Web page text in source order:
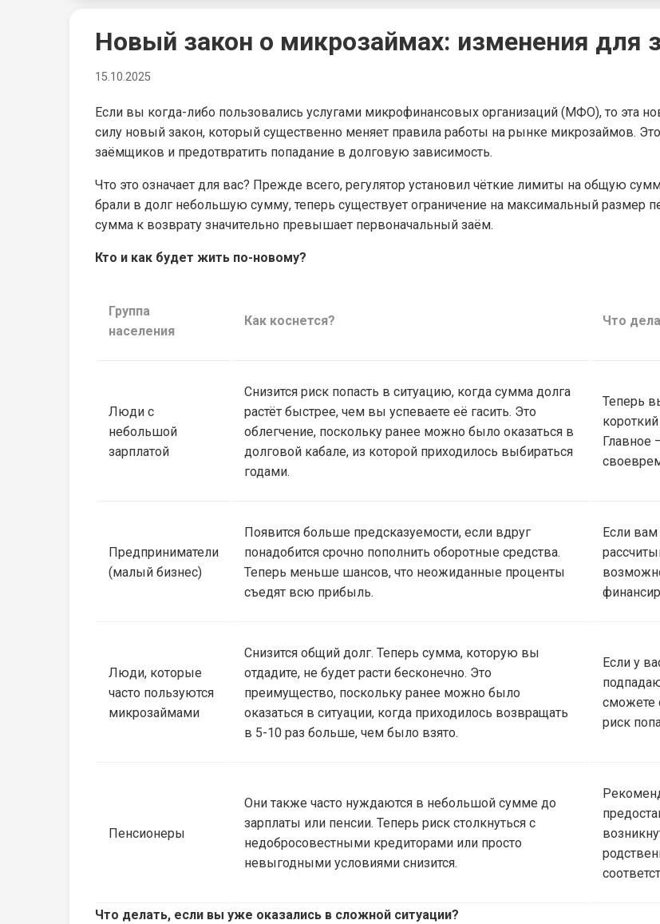
Новый закон о микрозаймах: изменения для
15.10.2025
Если вы когда-либо пользовались услугами микрофинансовых организаций (МФО), то эта
силу новый закон, который существенно меняет правила работы на рынке микрозаймов.
заёмщиков и предотвратить попадание в долговую зависимость.
Что это означает для вас? Прежде всего, регулятор установил чёткие лимиты на общую
брали в долг небольшую сумму, теперь существует ограничение на максимальный размер
сумма к возврату значительно превышает первоначальный заём.
Кто и как будет жить по-новому?
Группа
населения
Как коснется? Что
Люди с
небольшой
зарплатой
Снизится риск попасть в ситуацию, когда сумма долга
растёт быстрее, чем вы успеваете её гасить. Это
облегчение, поскольку ранее можно было оказаться в
долговой кабале, из которой приходилось выбираться
годами.
Теперь
Главное
Предприниматели
(малый бизнес)
Появится больше предсказуемости, если вдруг
понадобится срочно пополнить оборотные средства.
Теперь меньше шансов, что неожиданные проценты
съедят всю прибыль.
Если
Люди, которые
часто пользуются
микрозаймами
Снизится общий долг. Теперь сумма, которую вы
отдадите, не будет расти бесконечно. Это
преимущество, поскольку ранее можно было
оказаться в ситуации, когда приходилось возвращать
в 5-10 раз больше, чем было взято.
Если у
сможете
риск
Пенсионеры
Они также часто нуждаются в небольшой сумме до
зарплаты или пенсии. Теперь риск столкнуться с
недобросовестными кредиторами или просто
невыгодными условиями снизится.
Что делать, если вы уже оказались в сложной ситуации?